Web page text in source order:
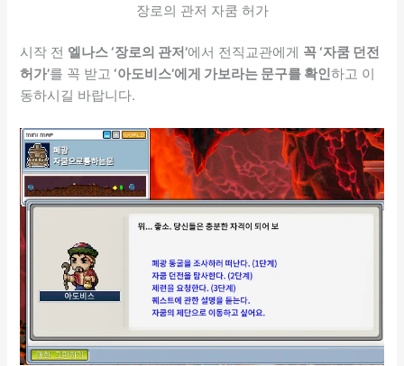
장로의 관저 자쿰 허가
시작 전 엘나스 ‘장로의 관저’에서 전직교관에게 꼭 ‘자쿰 던전
허가’를 꼭 받고 ‘아도비스’에게 가보라는 문구를 확인하고 이
동하시길 바랍니다.